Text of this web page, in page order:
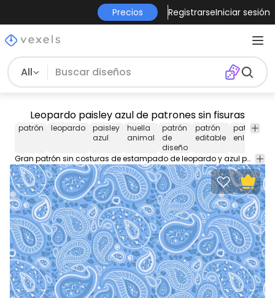
Precios RegistrarseIniciar sesión
All
Leopardo paisley azul de patrones sin fisuras
patrón leopardo
paisley
azul
huella
animal
patrón
de
diseño
patrón
editable
patrón
enlosable
Gran patrón sin costuras de estampado de leopardo y azul paisley. Utilice este patrón editable para fondos de pantalla, fondos y más. Edite y juegue con este patrón enlosable con Illustrator.